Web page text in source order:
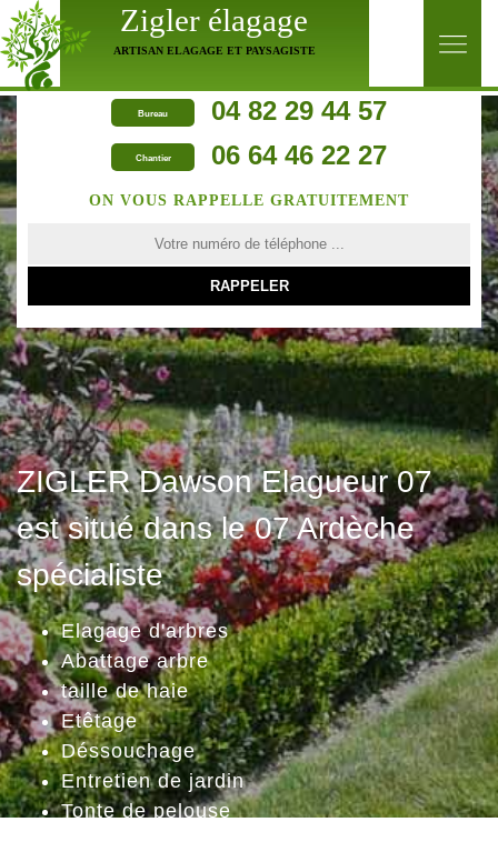
Zigler élagage
ARTISAN ELAGAGE ET PAYSAGISTE
Bureau 04 82 29 44 57
Chantier 06 64 46 22 27
ZIGLER Dawson Elagueur 07
est situé dans le 07 Ardèche
spécialiste
Elagage d'arbres
Abattage arbre
taille de haie
Etêtage
Déssouchage
Entretien de jardin
Tonte de pelouse
ON VOUS RAPPELLE GRATUITEMENT